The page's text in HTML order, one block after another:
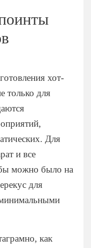
хот-
только для
Для
и все
можно было на
для
как